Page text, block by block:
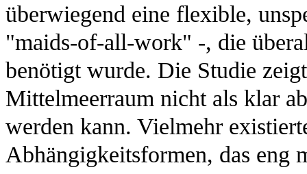
überwiegend eine flexible,
"maids-of-all-work" -, die
benötigt wurde. Die Studie
Mittelmeerraum nicht als klar
werden kann. Vielmehr
Abhängigkeitsformen, das